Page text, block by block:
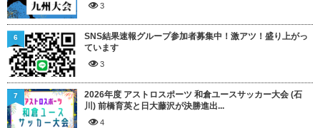
3
SNS結果速報グループ参加者募集中！激アツ！盛り上がっ
ています
3
6
2026年度 アストロスポーツ 和倉ユースサッカー大会 (石
川) 前橋育英と日大藤沢が決勝進出...
4
7